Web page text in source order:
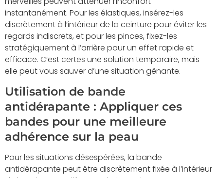
instantanément. Pour les élastiques, insérez-les
discrètement à l’intérieur de la ceinture pour éviter les
regards indiscrets, et pour les pinces, fixez-les
stratégiquement à l’arrière pour un effet rapide et
efficace. C’est certes une solution temporaire, mais
elle peut vous sauver d’une situation gênante.
Utilisation de bande
antidérapante : Appliquer ces
bandes pour une meilleure
adhérence sur la peau
Pour les situations désespérées, la bande
antidérapante peut être discrètement fixée à l’intérieur